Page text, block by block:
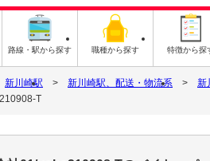
路線・駅から探す 職種から探す 特徴から探
新川崎駅 新川崎駅、配送・物流系
新
T